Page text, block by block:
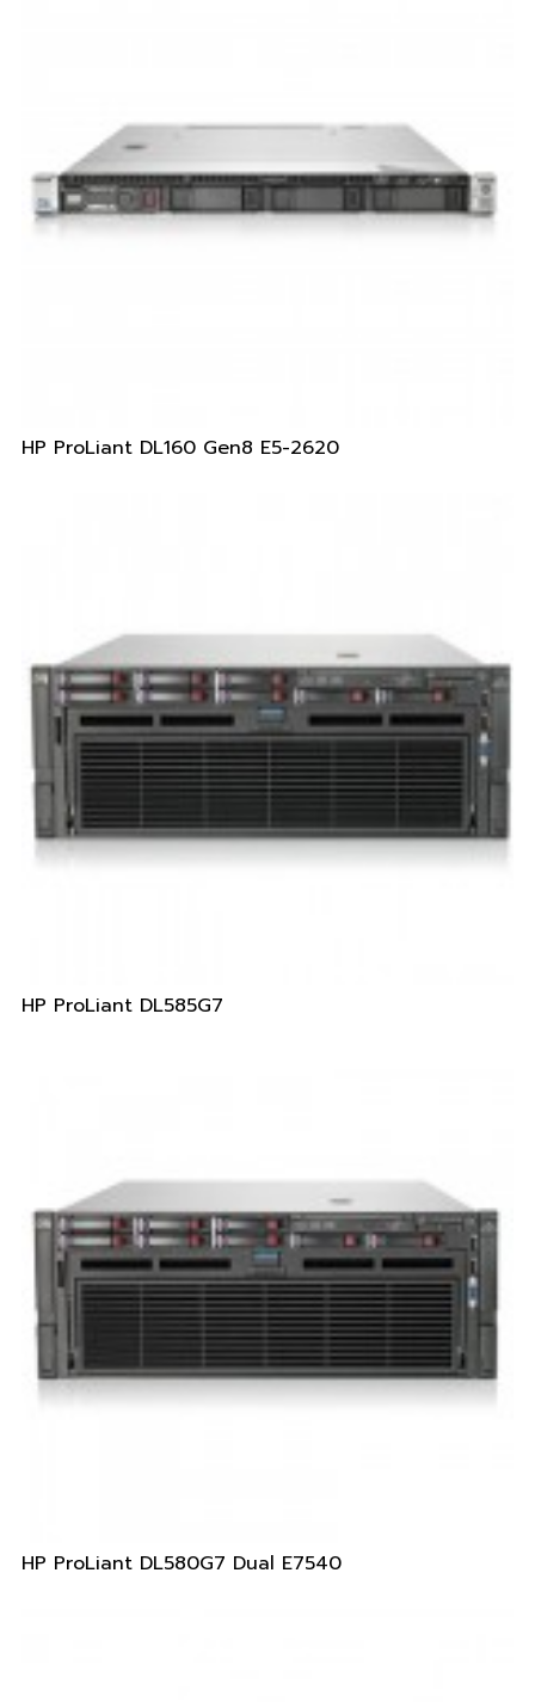
HP ProLiant DL160 Gen8 E5-2620
HP ProLiant DL585G7
HP ProLiant DL580G7 Dual E7540